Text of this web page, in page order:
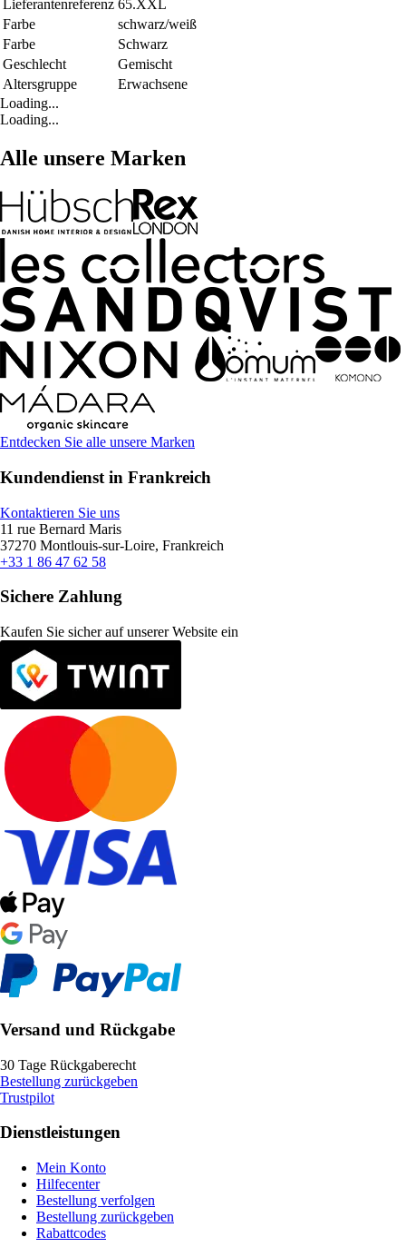
Lieferantenreferenz 65.XXL
Farbe
schwarz/weiß
Farbe
Schwarz
Geschlecht
Gemischt
Altersgruppe
Erwachsene
Loading...
Loading...
Alle unsere Marken
Entdecken Sie alle unsere Marken
Kundendienst in Frankreich
Kontaktieren Sie uns
11 rue Bernard Maris
37270 Montlouis-sur-Loire, Frankreich
+33 1 86 47 62 58
Sichere Zahlung
Kaufen Sie sicher auf unserer Website ein
Versand und Rückgabe
30 Tage Rückgaberecht
Bestellung zurückgeben
Trustpilot
Dienstleistungen
Mein Konto
Hilfecenter
Bestellung verfolgen
Bestellung zurückgeben
Rabattcodes